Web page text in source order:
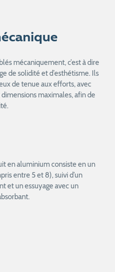
mécaniquement, c’est à dire
de solidité et d’esthétisme. Ils
de tenue aux efforts, avec
maximales, afin de
en aluminium consiste en un
entre 5 et 8), suivi d’un
et un essuyage avec un